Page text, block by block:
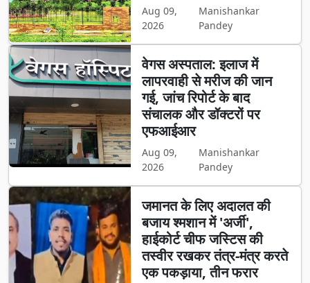
Aug 09,
2026
Manishankar
Pandey
वेगस अस्पताल: इलाज में
लापरवाही से मरीज की जान
गई, जांच रिपोर्ट के बाद
संचालक और डॉक्टरों पर
एफआईआर
Aug 09,
2026
Manishankar
Pandey
जमानत के लिए अदालत की
बजाय श्मशान में 'अर्जी',
हाईकोर्ट चीफ जस्टिस की
तस्वीर रखकर तंत्र-मंत्र करते
एक पकड़ाया, तीन फरार